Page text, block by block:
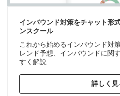
インバウンド対策をチャット形
ンスクール
これから始めるインバウンド対
レンド予想、インバウンドに関
すく解説
詳しく見